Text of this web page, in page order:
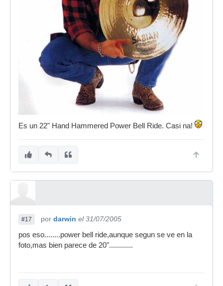
Es un 22" Hand Hammered Power Bell Ride. Casi na!
#17 por darwin el 31/07/2005
pos eso........power bell ride,aunque segun se ve en la
foto,mas bien parece de 20"............